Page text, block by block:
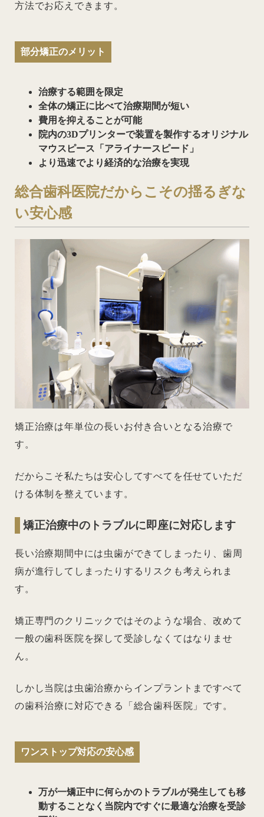
方法でお応えできます。
部分矯正のメリット
治療する範囲を限定
全体の矯正に比べて治療期間が短い
費用を抑えることが可能
院内の3Dプリンターで装置を製作するオリジナル
マウスピース「アライナースピード」
より迅速でより経済的な治療を実現
総合歯科医院だからこその揺るぎな
い安心感
矯正治療は年単位の長いお付き合いとなる治療で
す。
だからこそ私たちは安心してすべてを任せていただ
ける体制を整えています。
矯正治療中のトラブルに即座に対応します
長い治療期間中には虫歯ができてしまったり、歯周
病が進行してしまったりするリスクも考えられま
す。
矯正専門のクリニックではそのような場合、改めて
一般の歯科医院を探して受診しなくてはなりませ
ん。
しかし当院は虫歯治療からインプラントまですべて
の歯科治療に対応できる「総合歯科医院」です。
ワンストップ対応の安心感
万が一矯正中に何らかのトラブルが発生しても移
動することなく当院内ですぐに最適な治療を受診